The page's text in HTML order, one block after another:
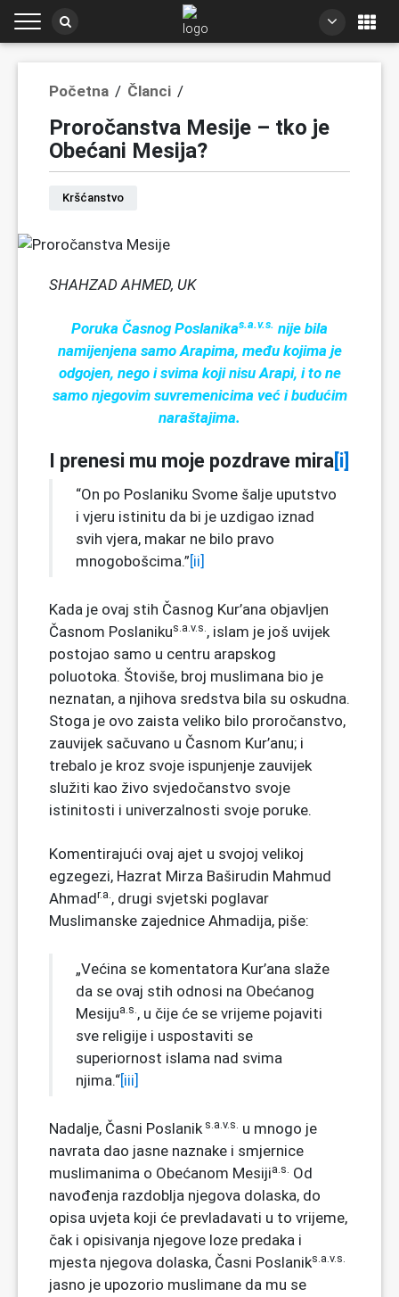
Početna / Članci /
Proročanstva Mesije – tko je
Obećani Mesija?
Kršćanstvo
SHAHZAD AHMED, UK
Poruka Časnog Poslanikas.a.v.s. nije bila
namijenjena samo Arapima, među kojima je
odgojen, nego i svima koji nisu Arapi, i to ne
samo njegovim suvremenicima već i budućim
naraštajima.
I prenesi mu moje pozdrave mira[i]
“On po Poslaniku Svome šalje uputstvo
i vjeru istinitu da bi je uzdigao iznad
svih vjera, makar ne bilo pravo
mnogobošcima.”[ii]
Kada je ovaj stih Časnog Kur’ana objavljen
Časnom Poslanikus.a.v.s. , islam je još uvijek
postojao samo u centru arapskog
poluotoka. Štoviše, broj muslimana bio je
neznatan, a njihova sredstva bila su oskudna.
Stoga je ovo zaista veliko bilo proročanstvo,
zauvijek sačuvano u Časnom Kur’anu; i
trebalo je kroz svoje ispunjenje zauvijek
služiti kao živo svjedočanstvo svoje
istinitosti i univerzalnosti svoje poruke.
Komentirajući ovaj ajet u svojoj velikoj
egzegezi, Hazrat Mirza Baširudin Mahmud
Ahmadr.a. , drugi svjetski poglavar
Muslimanske zajednice Ahmadija, piše:
„Većina se komentatora Kur’ana slaže
da se ovaj stih odnosi na Obećanog
Mesijua.s. , u čije će se vrijeme pojaviti
sve religije i uspostaviti se
superiornost islama nad svima
njima.“[iii]
Nadalje, Časni Poslanik s.a.v.s. u mnogo je
navrata dao jasne naznake i smjernice
muslimanima o Obećanom Mesijia.s. Od
navođenja razdoblja njegova dolaska, do
opisa uvjeta koji će prevladavati u to vrijeme,
čak i opisivanja njegove loze predaka i
mjesta njegova dolaska, Časni Poslaniks.a.v.s.
jasno je upozorio muslimane da mu se